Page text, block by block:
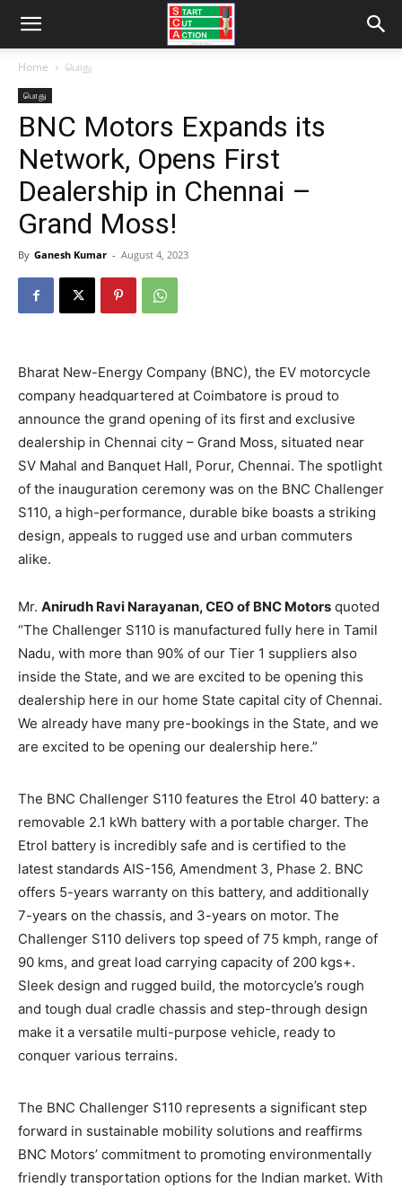
Home பொது
பொது
BNC Motors Expands its
Network, Opens First
Dealership in Chennai –
Grand Moss!
By Ganesh Kumar - August 4, 2023
Bharat New-Energy Company (BNC), the EV motorcycle
company headquartered at Coimbatore is proud to
announce the grand opening of its first and exclusive
dealership in Chennai city – Grand Moss, situated near
SV Mahal and Banquet Hall, Porur, Chennai. The spotlight
of the inauguration ceremony was on the BNC Challenger
S110, a high-performance, durable bike boasts a striking
design, appeals to rugged use and urban commuters
alike.
Mr. Anirudh Ravi Narayanan, CEO of BNC Motors quoted
“The Challenger S110 is manufactured fully here in Tamil
Nadu, with more than 90% of our Tier 1 suppliers also
inside the State, and we are excited to be opening this
dealership here in our home State capital city of Chennai.
We already have many pre-bookings in the State, and we
are excited to be opening our dealership here.”
The BNC Challenger S110 features the Etrol 40 battery: a
removable 2.1 kWh battery with a portable charger. The
Etrol battery is incredibly safe and is certified to the
latest standards AIS-156, Amendment 3, Phase 2. BNC
offers 5-years warranty on this battery, and additionally
7-years on the chassis, and 3-years on motor. The
Challenger S110 delivers top speed of 75 kmph, range of
90 kms, and great load carrying capacity of 200 kgs+.
Sleek design and rugged build, the motorcycle’s rough
and tough dual cradle chassis and step-through design
make it a versatile multi-purpose vehicle, ready to
conquer various terrains.
The BNC Challenger S110 represents a significant step
forward in sustainable mobility solutions and reaffirms
BNC Motors’ commitment to promoting environmentally
friendly transportation options for the Indian market. With